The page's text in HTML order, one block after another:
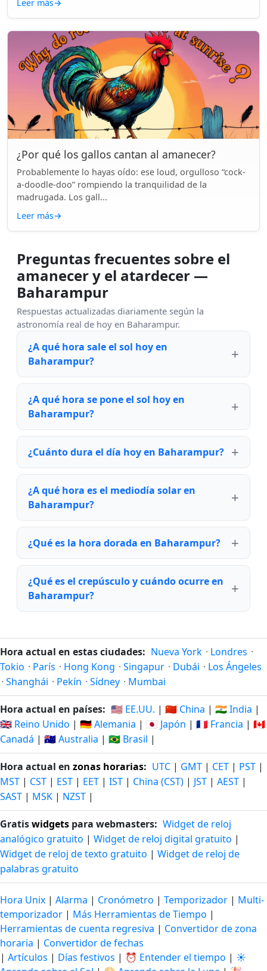
Leer más→
¿Por qué los gallos cantan al amanecer?
Probablemente lo hayas oído: ese loud, orgulloso “cock-
a-doodle-doo” rompiendo la tranquilidad de la
madrugada. Los gall...
Leer más→
Preguntas frecuentes sobre el
amanecer y el atardecer —
Baharampur
Respuestas actualizadas diariamente según la
astronomía real de hoy en Baharampur.
¿A qué hora sale el sol hoy en
Baharampur?
¿A qué hora se pone el sol hoy en
Baharampur?
¿Cuánto dura el día hoy en Baharampur?
¿A qué hora es el mediodía solar en
Baharampur?
¿Qué es la hora dorada en Baharampur?
¿Qué es el crepúsculo y cuándo ocurre en
Baharampur?
Hora actual en estas ciudades: Nueva York · Londres ·
Tokio · París · Hong Kong · Singapur · Dubái · Los Ángeles
· Shanghái · Pekín · Sídney · Mumbai
Hora actual en países: 🇺🇸 EE.UU. | 🇨🇳 China | 🇮🇳 India |
🇬🇧 Reino Unido | 🇩🇪 Alemania | 🇯🇵 Japón | 🇫🇷 Francia | 🇨🇦
Canadá | 🇦🇺 Australia | 🇧🇷 Brasil |
Hora actual en zonas horarias: UTC | GMT | CET | PST |
MST | CST | EST | EET | IST | China (CST) | JST | AEST |
SAST | MSK | NZST |
Gratiswidgets para webmasters: Widget de reloj
analógico gratuito | Widget de reloj digital gratuito |
Widget de reloj de texto gratuito | Widget de reloj de
palabras gratuito
Hora Unix | Alarma | Cronómetro | Temporizador | Multi-
temporizador | Más Herramientas de Tiempo |
Herramientas de cuenta regresiva | Convertidor de zona
horaria | Convertidor de fechas
| Artículos | Días festivos | ⏰ Entender el tiempo | ☀️